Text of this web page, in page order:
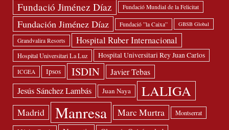
Fundació Jiménez Díaz Fundació Mundial de la Felicitat
Fundación Jiménez Díaz Fundació ”la Caixa” GBSB Global
Grandvalira Resorts Hospital Ruber Internacional
Hospital Universitari La Luz Hospital Universitari Rey Juan Carlos
ICGEA Ipsos ISDIN Javier Tebas
Jesús Sánchez Lambás Juan Naya LALIGA
Madrid Manresa Marc Murtra Montserrat